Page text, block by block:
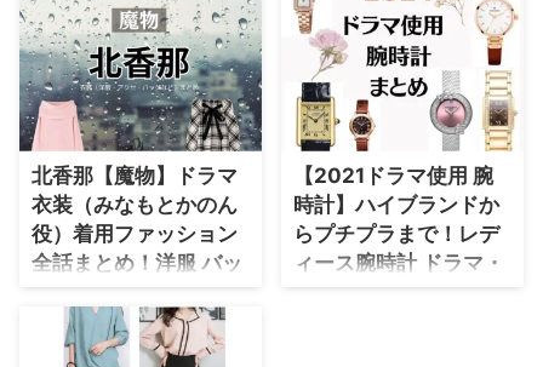
・北川景子
・ 橋本環奈
【よく検索されてる男性芸能人】
・目黒蓮
・京本大我
・松村北斗
・
木村拓哉（キムタク）
那(きたかな)さんが五十嵐桜子(い
がらしさくらこ)役で着用してい
るドラマ衣装(アクセサリー・ワ
ンピース・ブラウス・スカート・
バッグ・パンプスなど)のブラン
ドをリサーチしてまとめています
ンドは？
ドラマ【スナック女子にハイボー
ルを】で北香那（きた かな）さ
んが演じるスナック女子・さつき
役に衣装提供されているドラマの
服装（ファッション・コーデ）の
「ブランド」や「購入先」の情報
をまとめています♪ 北香那きた
かなさんがドラマ【スナック女子
にハイボールを】さつきで着用し
ている、 を衣装協力のブランド
からリサーチして紹介♪ 第1話〜
北香那【魔物】ドラマ
衣装（みなもとかのん
役）着用ファッション
全話まとめ！洋服 バッ
グ アクセなどの衣装協
力ブランドは？
ドラマ【魔物（まもの）】で北香
【2021ドラマ使用 腕
時計】ハイブランドか
らプチプラまで！レデ
ィース腕時計 ドラマ・
芸能人別まとめ♪